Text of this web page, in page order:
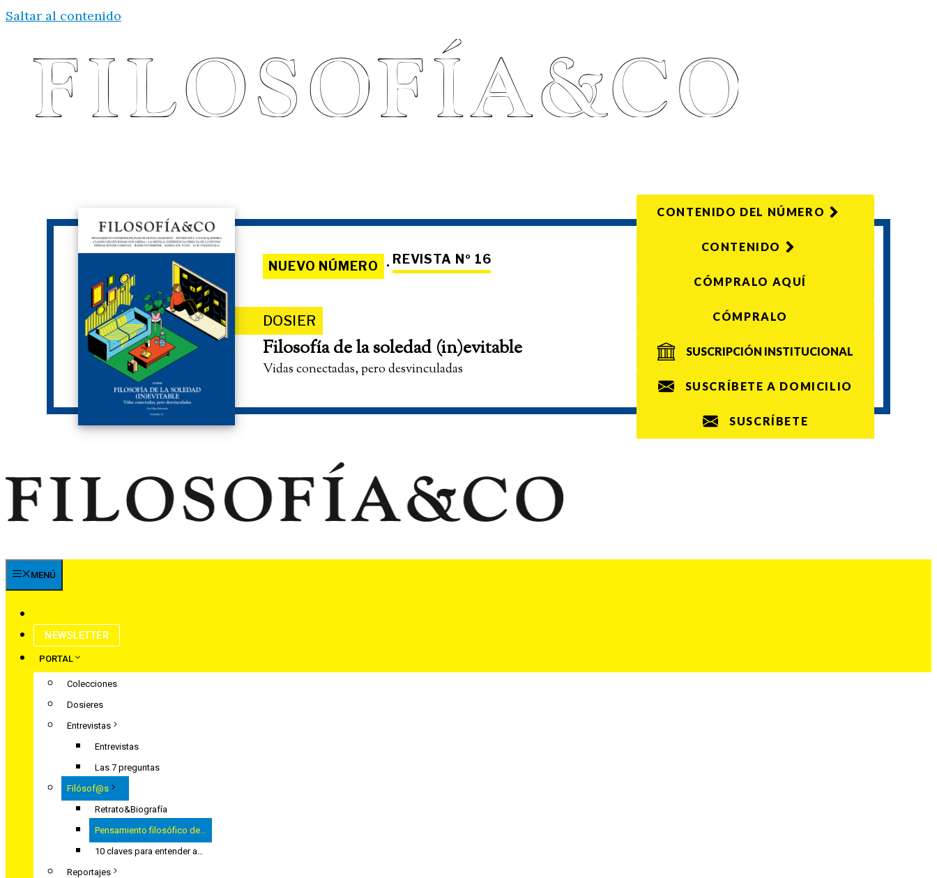
Saltar al contenido
NUEVO NÚMERO · REVISTA Nº 16
DOSIER
Filosofía de la soledad (in)evitable
Vidas conectadas, pero desvinculadas
CONTENIDO DEL NÚMERO
CONTENIDO
CÓMPRALO AQUÍ
CÓMPRALO
SUSCRIPCIÓN INSTITUCIONAL
SUSCRÍBETE A DOMICILIO
SUSCRÍBETE
MENÚ
NEWSLETTER
PORTAL
Colecciones
Dosieres
Entrevistas
Entrevistas
Las 7 preguntas
Filósof@s
Retrato&Biografía
Pensamiento filosófico de…
10 claves para entender a…
Reportajes